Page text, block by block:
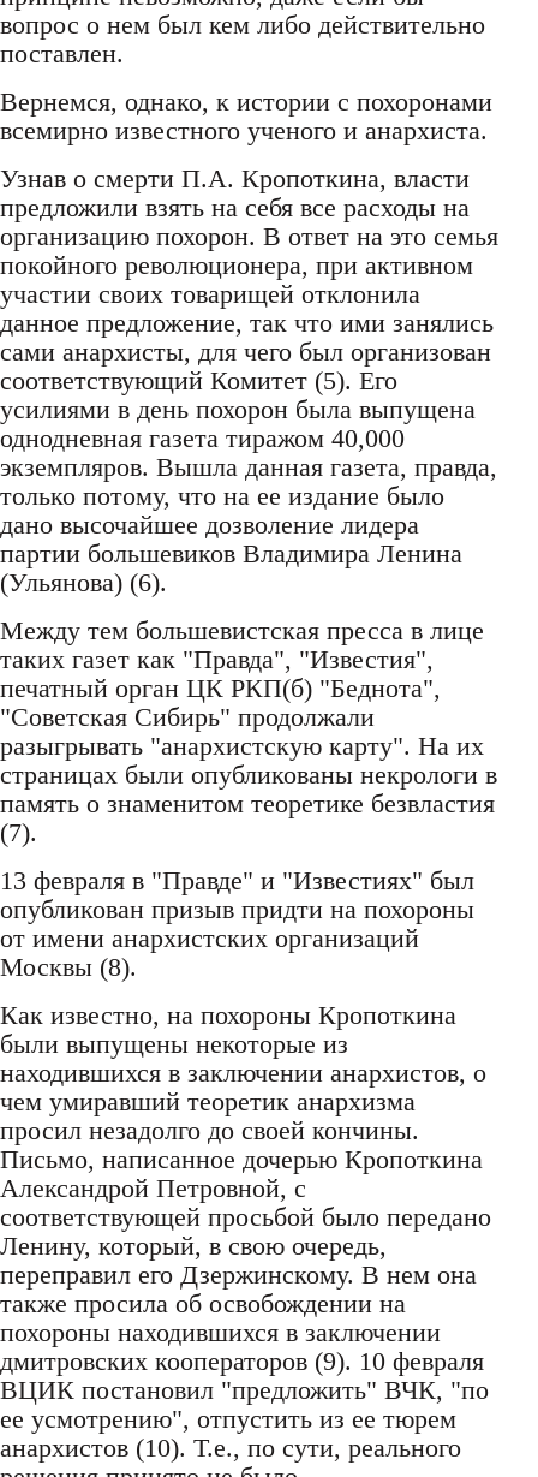
вопрос о нем был кем либо действительно
поставлен.
Вернемся, однако, к истории с похоронами
всемирно известного ученого и анархиста.
Узнав о смерти П.А. Кропоткина, власти
предложили взять на себя все расходы на
организацию похорон. В ответ на это семья
покойного революционера, при активном
участии своих товарищей отклонила
данное предложение, так что ими занялись
сами анархисты, для чего был организован
соответствующий Комитет (5). Его
усилиями в день похорон была выпущена
однодневная газета тиражом 40,000
экземпляров. Вышла данная газета, правда,
только потому, что на ее издание было
дано высочайшее дозволение лидера
партии большевиков Владимира Ленина
(Ульянова) (6).
Между тем большевистская пресса в лице
таких газет как "Правда", "Известия",
печатный орган ЦК РКП(б) "Беднота",
"Советская Сибирь" продолжали
разыгрывать "анархистскую карту". На их
страницах были опубликованы некрологи в
память о знаменитом теоретике безвластия
(7).
13 февраля в "Правде" и "Известиях" был
опубликован призыв придти на похороны
от имени анархистских организаций
Москвы (8).
Как известно, на похороны Кропоткина
были выпущены некоторые из
находившихся в заключении анархистов, о
чем умиравший теоретик анархизма
просил незадолго до своей кончины.
Письмо, написанное дочерью Кропоткина
Александрой Петровной, с
соответствующей просьбой было передано
Ленину, который, в свою очередь,
переправил его Дзержинскому. В нем она
также просила об освобождении на
похороны находившихся в заключении
дмитровских кооператоров (9). 10 февраля
ВЦИК постановил "предложить" ВЧК, "по
ее усмотрению", отпустить из ее тюрем
анархистов (10). Т.е., по сути, реального